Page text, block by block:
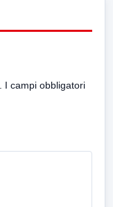
I campi obbligatori